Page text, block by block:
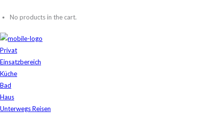
No products in the cart.
Privat
Einsatzbereich
Küche
Bad
Haus
Unterwegs Reisen